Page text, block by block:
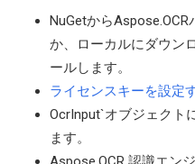
NuGetから
か、ローカルにダウン
ールします。
ライセンスキーを設定
OcrInput`オブジェクト
ます。